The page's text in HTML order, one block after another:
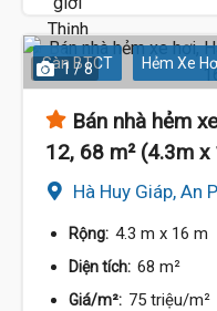
Sàn BTCT Hẻm Xe
1 / 8
Bán nhà hẻm
12, 68 m² (4.3m
Hà Huy Giáp, An
Rộng: 4.3 m x 16 m
Diện tích: 68 m²
Giá/m²: 75 triệu/m²